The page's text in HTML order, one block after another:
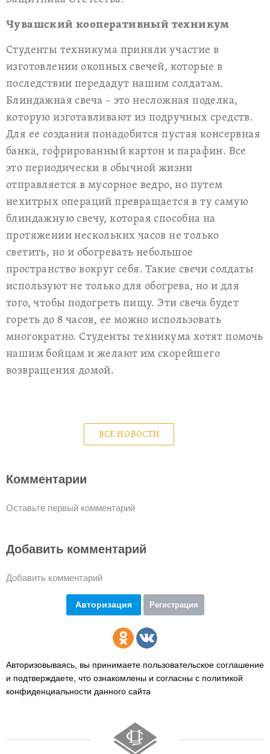
Чувашский кооперативный техникум
Студенты техникума приняли участие в
изготовлении окопных свечей, которые в
последствии передадут нашим солдатам.
Блиндажная свеча – это несложная поделка,
которую изготавливают из подручных средств.
Для ее создания понадобится пустая консервная
банка, гофрированный картон и парафин. Все
это периодически в обычной жизни
отправляется в мусорное ведро, но путем
нехитрых операций превращается в ту самую
блиндажную свечу, которая способна на
протяжении нескольких часов не только
светить, но и обогревать небольшое
пространство вокруг себя. Такие свечи солдаты
используют не только для обогрева, но и для
того, чтобы подогреть пищу. Эти свеча будет
гореть до 8 часов, ее можно использовать
многократно. Студенты техникума хотят помочь
нашим бойцам и желают им скорейшего
возвращения домой.
ВСЕ НОВОСТИ
Комментарии
Оставьте первый комментарий
Добавить комментарий
Добавить комментарий
Авторизация Регистрация
Авторизовываясь, вы принимаете пользовательское соглашение
и подтверждаете, что ознакомлены и согласны с политикой
конфиденциальности данного сайта